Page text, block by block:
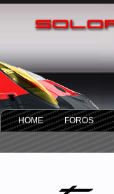
HOME FOROS